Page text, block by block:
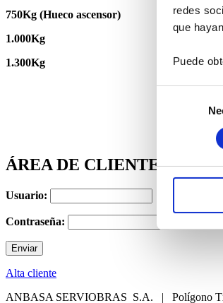
redes
que
Puede
750Kg (Hueco ascensor)
1.000Kg
1.300Kg
ÁREA DE CLIENTES
Usuario:
Contraseña:
Alta cliente
ANBASA SERVIOBRAS S.A. |